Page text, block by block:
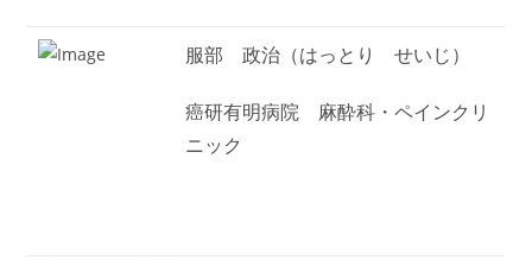
服部 政治（はっとり せいじ）
癌研有明病院 麻酔科・ペインクリ
ニック